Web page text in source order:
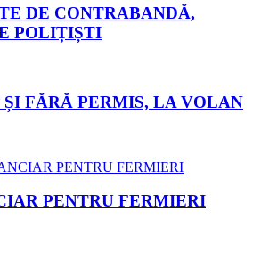
DE CONTRABANDĂ,
POLIȚIȘTI
FĂRĂ PERMIS, LA VOLAN
PENTRU FERMIERI